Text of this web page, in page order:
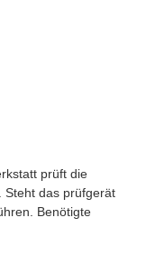
prüft die
Steht das prüfgerät
Benötigte